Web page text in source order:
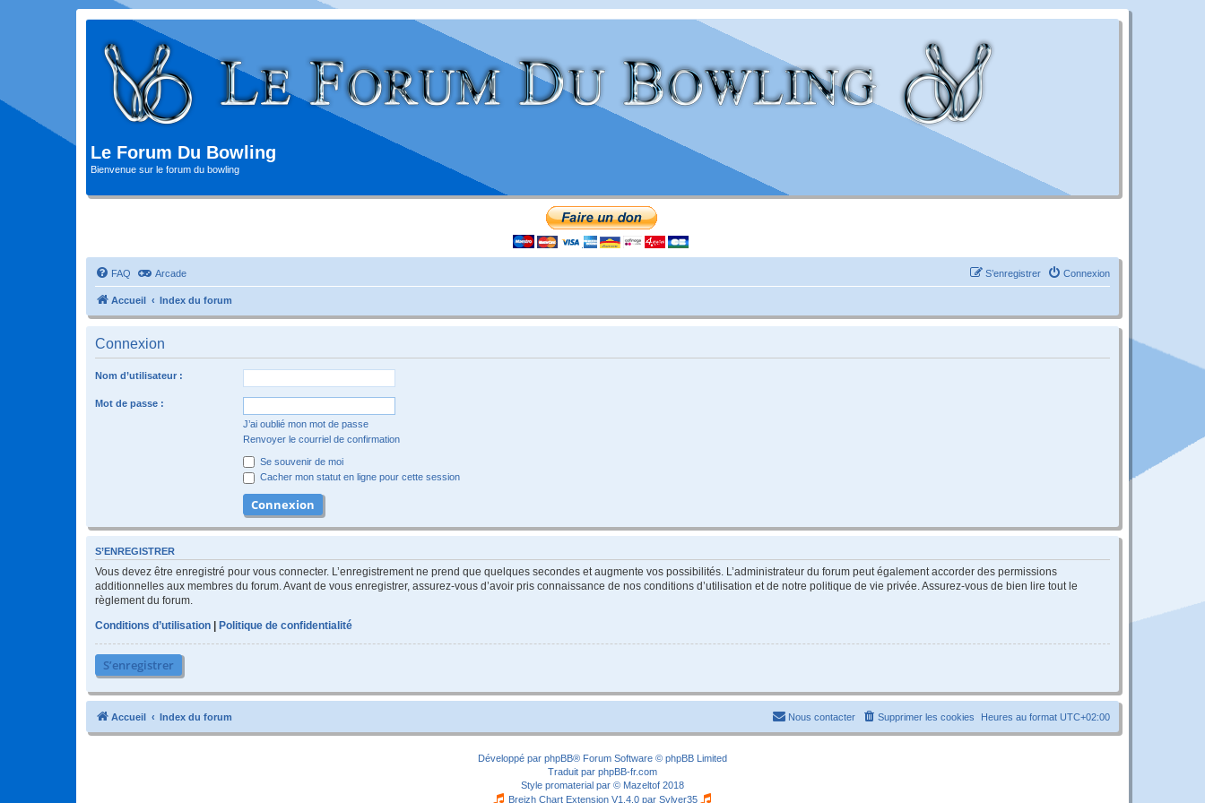
Le Forum Du Bowling
Bienvenue sur le forum du bowling
FAQ Arcade Connexion
S’enregistrer
Accueil Index du forum
Connexion
Nom d’utilisateur :
Mot de passe :
J’ai oublié mon mot de passe
Renvoyer le courriel de confirmation
Se souvenir de moi
Cacher mon statut en ligne pour cette session
S’ENREGISTRER
Vous devez être enregistré pour vous connecter. L’enregistrement ne prend que quelques secondes et augmente vos possibilités. L’administrateur du forum peut également accorder des permissions
additionnelles aux membres du forum. Avant de vous enregistrer, assurez-vous d’avoir pris connaissance de nos conditions d’utilisation et de notre politique de vie privée. Assurez-vous de bien lire tout le
règlement du forum.
Conditions d’utilisation
Politique de confidentialité
S’enregistrer
Accueil Index du forum Heures au format UTC+02:00
Supprimer les cookies
Nous contacter
Développé par phpBB® Forum Software © phpBB Limited
Traduit par phpBB-fr.com
Style promaterial par © Mazeltof 2018
Breizh Chart Extension V1.4.0 par Sylver35